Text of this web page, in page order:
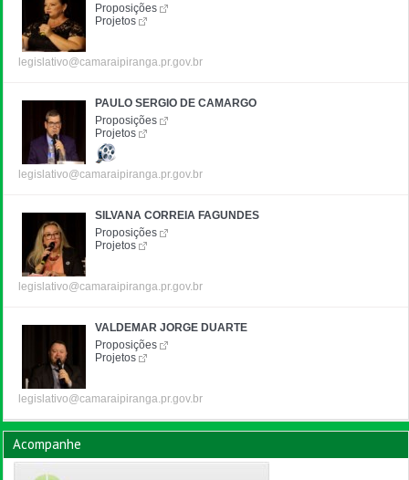
Proposições
Projetos
legislativo@camaraipiranga.pr.gov.br
PAULO SERGIO DE CAMARGO
Proposições
Projetos
legislativo@camaraipiranga.pr.gov.br
SILVANA CORREIA FAGUNDES
Proposições
Projetos
legislativo@camaraipiranga.pr.gov.br
VALDEMAR JORGE DUARTE
Proposições
Projetos
legislativo@camaraipiranga.pr.gov.br
Acompanhe